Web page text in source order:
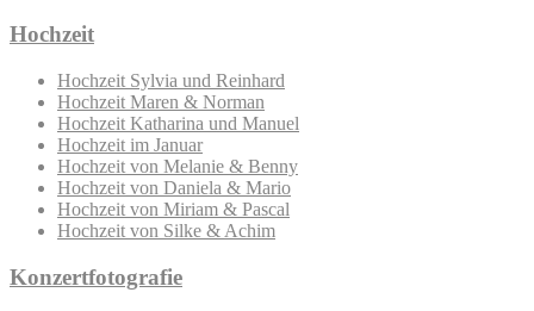
Hochzeit
Hochzeit Sylvia und Reinhard
Hochzeit Maren & Norman
Hochzeit Katharina und Manuel
Hochzeit im Januar
Hochzeit von Melanie & Benny
Hochzeit von Daniela & Mario
Hochzeit von Miriam & Pascal
Hochzeit von Silke & Achim
Konzertfotografie